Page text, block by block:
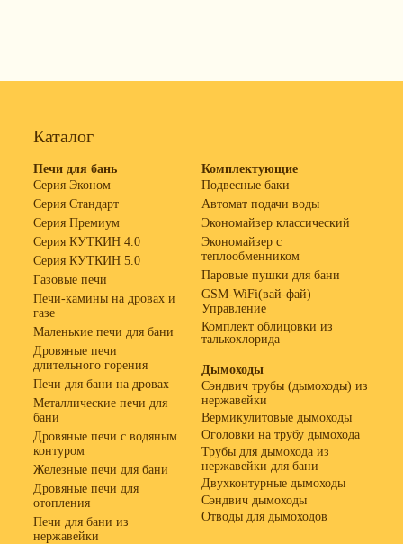
Каталог
Печи для бань
Серия Эконом
Серия Стандарт
Серия Премиум
Серия КУТКИН 4.0
Серия КУТКИН 5.0
Газовые печи
Печи-камины на дровах и
газе
Маленькие печи для бани
Дровяные печи
длительного горения
Печи для бани на дровах
Металлические печи для
бани
Дровяные печи с водяным
контуром
Железные печи для бани
Дровяные печи для
отопления
Печи для бани из
нержавейки
Комплектующие
Подвесные баки
Автомат подачи воды
Экономайзер классический
Экономайзер с
теплообменником
Паровые пушки для бани
GSM-WiFi(вай-фай)
Управление
Комплект облицовки из
талькохлорида
Дымоходы
Сэндвич трубы (дымоходы) из
нержавейки
Вермикулитовые дымоходы
Оголовки на трубу дымохода
Трубы для дымохода из
нержавейки для бани
Двухконтурные дымоходы
Сэндвич дымоходы
Отводы для дымоходов